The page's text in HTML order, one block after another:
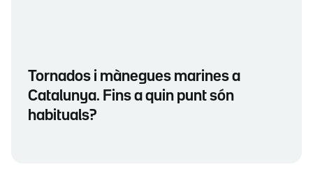
Tornados i mànegues marines a
Catalunya. Fins a quin punt són
habituals?